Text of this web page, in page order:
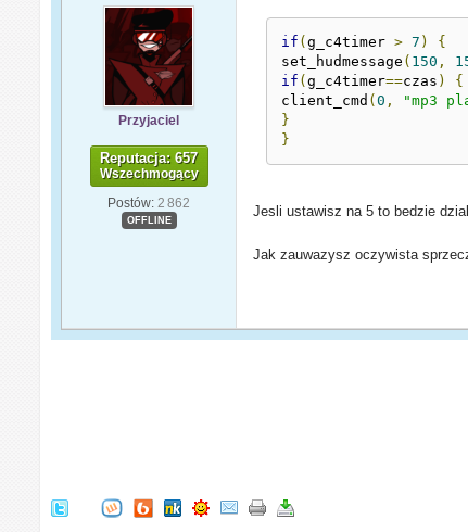
Przyjaciel
Reputacja: 657
Wszechmogący
Postów: 2 862
OFFLINE
if (g_c4timer > 7 )
{
set_hudmessage ( 150 ,
if (g_c4timer==czas )
{
client_cmd (0 , "mp3
}
}
Jesli ustawisz na 5 to bedzie
Jak zauwazysz oczywista